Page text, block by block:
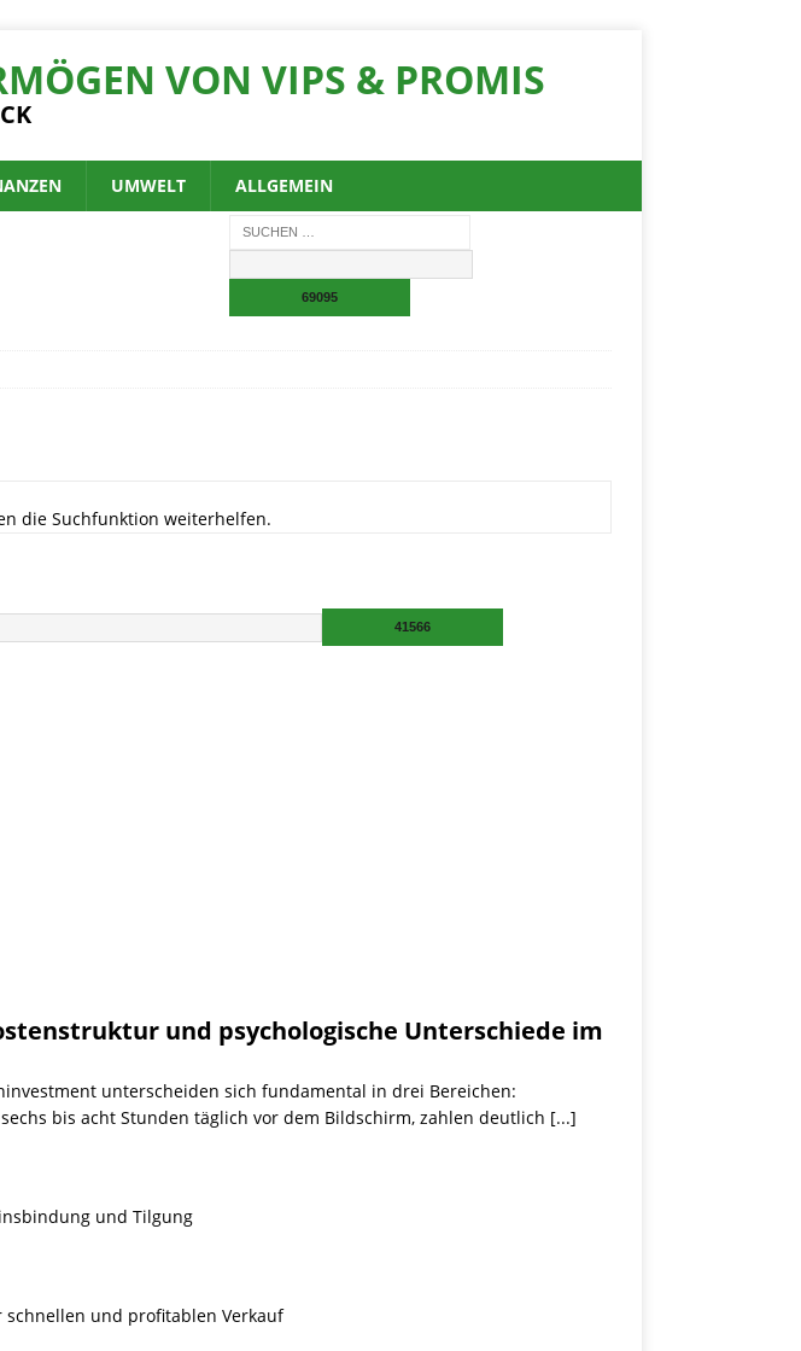
VON VIPS & PROMIS
UMWELT ALLGEMEIN
die Suchfunktion weiterhelfen.
und psychologische Unterschiede im
unterscheiden sich fundamental in drei Bereichen:
bis acht Stunden täglich vor dem Bildschirm, zahlen deutlich [...]
und Tilgung
und profitablen Verkauf